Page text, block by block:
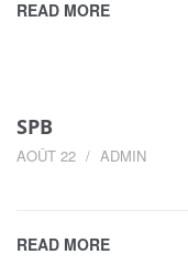
READ MORE
SPB
AOÛT 22 ADMIN
READ MORE